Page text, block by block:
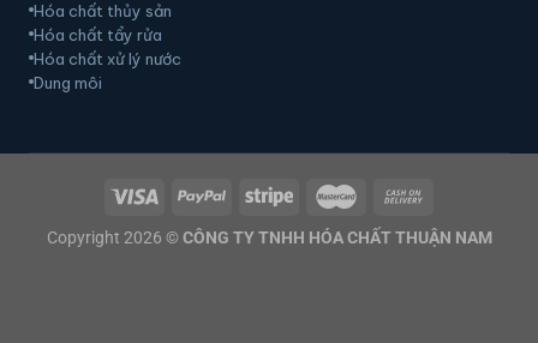
Hóa chất thủy sản
Hóa chất tẩy rửa
Hóa chất xử lý nước
Dung môi
Copyright 2026 © CÔNG TY TNHH HÓA CHẤT THUẬN NAM